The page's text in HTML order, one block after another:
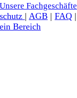
Unsere Fachgeschäfte
| AGB | FAQ |
Bereich